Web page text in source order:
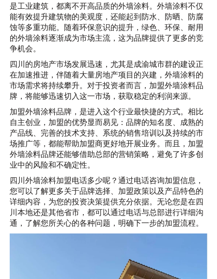
是工业建筑，都离不开高品质的外墙涂料。外墙涂料不仅
能有效提升建筑物的美观度，还能起到防水、防晒、防腐
蚀等多重功能。随着环保意识的提升，绿色、环保、耐用
的外墙涂料逐渐成为市场主流，这为品牌提供了更多的竞
争机会。
四川的房地产市场发展迅速，尤其是成渝城市群的建设正
在加速推进，伴随着大量房地产项目的兴建，外墙涂料的
市场需求将持续攀升。对于投资者而言，加盟外墙涂料品
牌，将能够迅速切入这一市场，获取稳定的利润来源。
加盟外墙涂料品牌，是进入这个行业最快捷的方式。相比
自主创业，加盟的优势显而易见：品牌的知名度、成熟的
产品线、完善的技术支持、系统的销售培训以及持续的市
场推广等，都能帮助加盟商更好地开展业务。而且，加盟
外墙涂料品牌还能够借助总部的营销策略，避免了许多创
业中的风险和不确定性。
四川外墙涂料加盟电话多少呢？通过电话咨询加盟信息，
您可以了解更多关于品牌选择、加盟政策以及产品特色的
详细内容，为您的投资决策提供充分依据。无论您是在四
川本地还是其他省市，都可以通过电话与总部进行详细沟
通，了解您所关心的各种问题，明确下一步的加盟流程。